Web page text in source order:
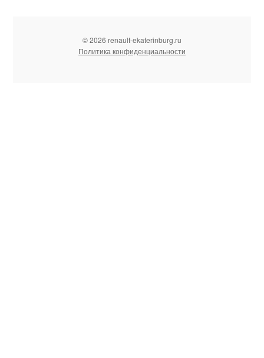
© 2026 renault-ekaterinburg.ru
Политика конфиденциальности